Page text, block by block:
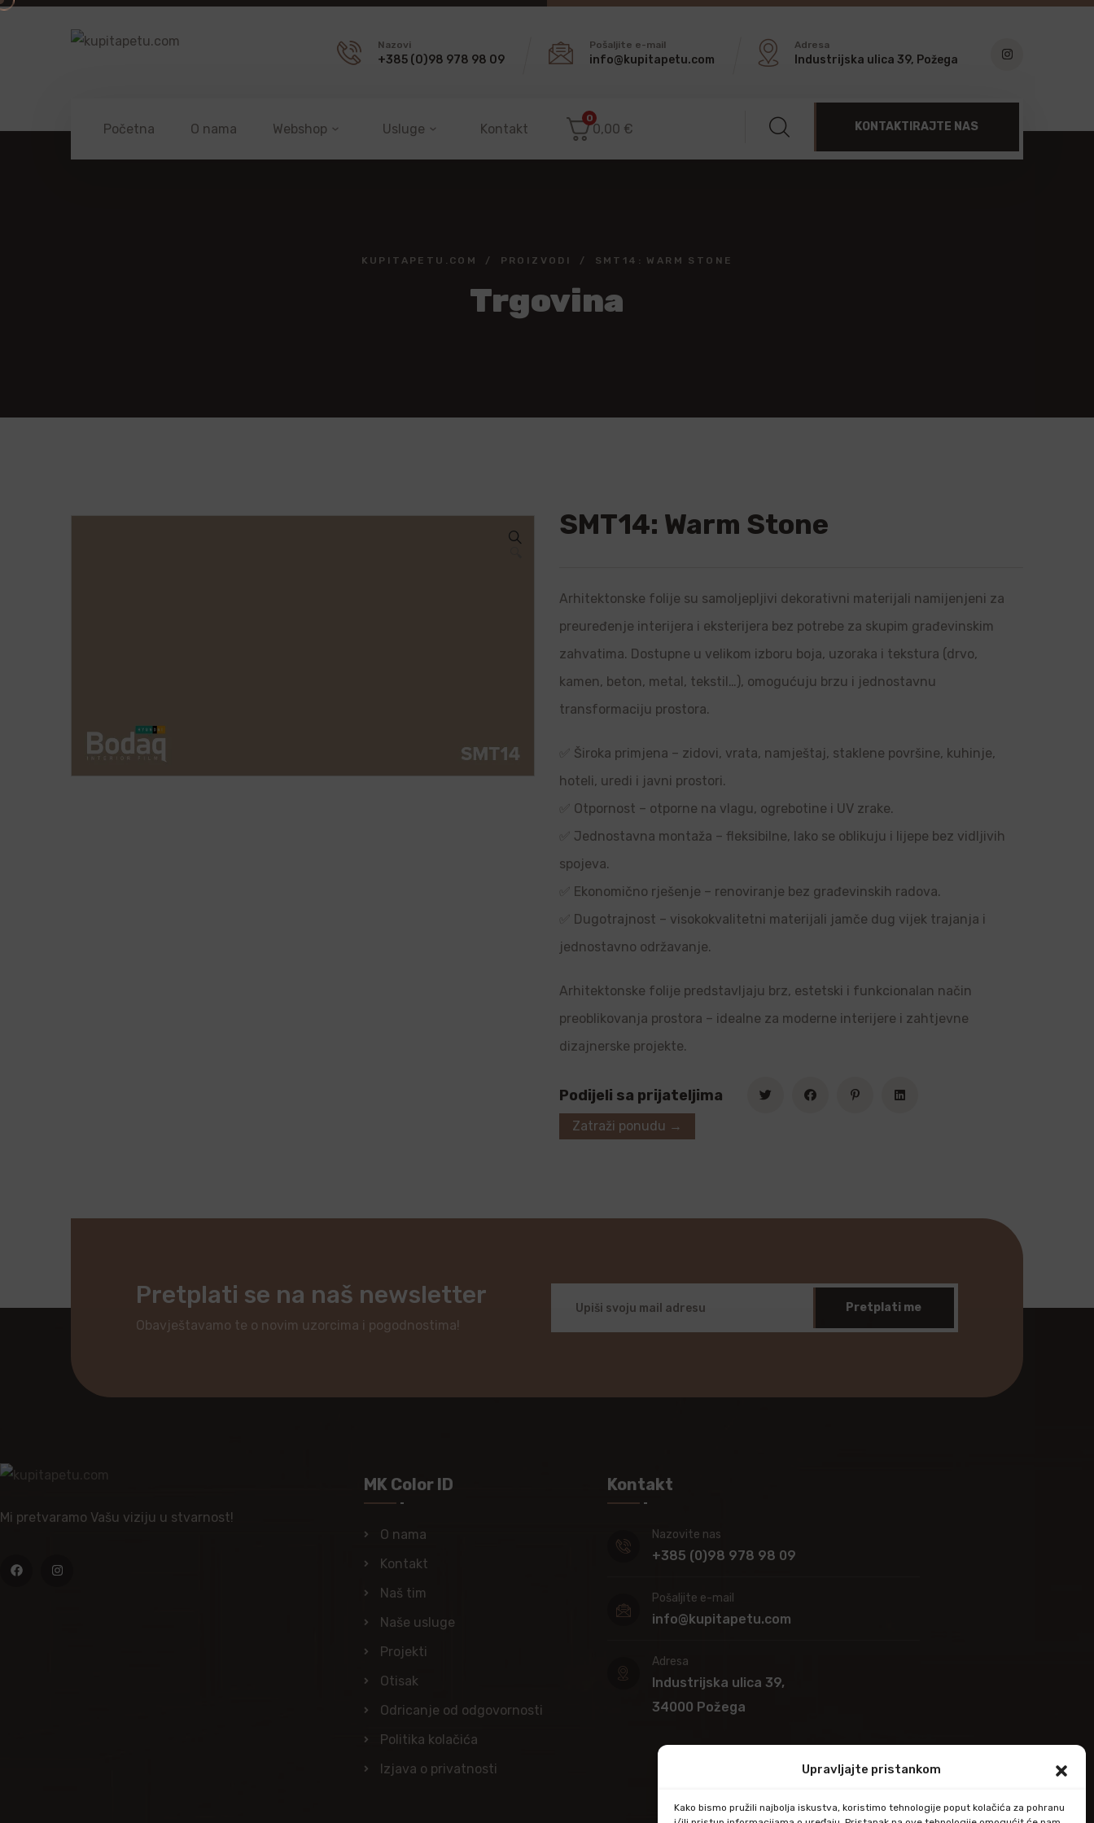
Upravljajte pristankom
Kako bismo pružili najbolja iskustva, koristimo tehnologije poput kolačića za pohranu
Nazovi
+385 (0)98 978 98 09
Pošaljite e-mail
info@kupitapetu.com
Adresa
Industrijska ulica 39, Požega
Početna O nama Webshop Usluge Kontakt
0
0,00 € KONTAKTIRAJTE NAS
KUPITAPETU.COM PROIZVODI SMT14: WARM STONE
Trgovina
SMT14: Warm Stone
Arhitektonske folije su samoljepljivi dekorativni materijali namijenjeni za
preuređenje interijera i eksterijera bez potrebe za skupim građevinskim
zahvatima. Dostupne u velikom izboru boja, uzoraka i tekstura (drvo,
kamen, beton, metal, tekstil…), omogućuju brzu i jednostavnu
transformaciju prostora.
✅ Široka primjena – zidovi, vrata, namještaj, staklene površine, kuhinje,
hoteli, uredi i javni prostori.
✅ Otpornost – otporne na vlagu, ogrebotine i UV zrake.
✅ Jednostavna montaža – fleksibilne, lako se oblikuju i lijepe bez vidljivih
spojeva.
✅ Ekonomično rješenje – renoviranje bez građevinskih radova.
✅ Dugotrajnost – visokokvalitetni materijali jamče dug vijek trajanja i
jednostavno održavanje.
Arhitektonske folije predstavljaju brz, estetski i funkcionalan način
preoblikovanja prostora – idealne za moderne interijere i zahtjevne
dizajnerske projekte.
Podijeli sa prijateljima
Zatraži ponudu →
Pretplati se na naš newsletter
Obavještavamo te o novim uzorcima i pogodnostima!
Pretplati me
Mi pretvaramo Vašu viziju u stvarnost!
MK Color ID
O nama
Kontakt
Naš tim
Naše usluge
Projekti
Otisak
Odricanje od odgovornosti
Politika kolačića
Izjava o privatnosti
Kontakt
Nazovite nas
+385 (0)98 978 98 09
Pošaljite e-mail
info@kupitapetu.com
Adresa
Industrijska ulica 39,
34000 Požega